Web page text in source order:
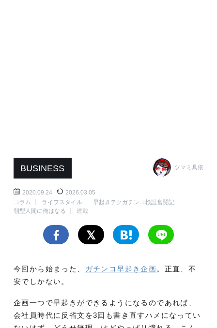
BUSINESS ツマミ具依
2020.09.24
2026.03.05
コラム
ライフスタイル
早起きテクガチンコ検証奮闘記
朝型人間に俺はなる
連載
今回から始まった、 ガチンコ早起き企画。正直、不
安でしかない。
企画一つで早起きができるようになるのであれば、
会社員時代に反省文を3回も書き直すハメになってい